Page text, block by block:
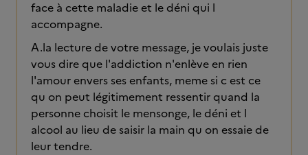
face à cette maladie et le déni qui l
accompagne.
A.la lecture de votre message, je voulais juste
vous dire que l'addiction n'enlève en rien
l'amour envers ses enfants, meme si c est ce
qu on peut légitimement ressentir quand la
personne choisit le mensonge, le déni et l
alcool au lieu de saisir la main qu on essaie de
leur tendre.